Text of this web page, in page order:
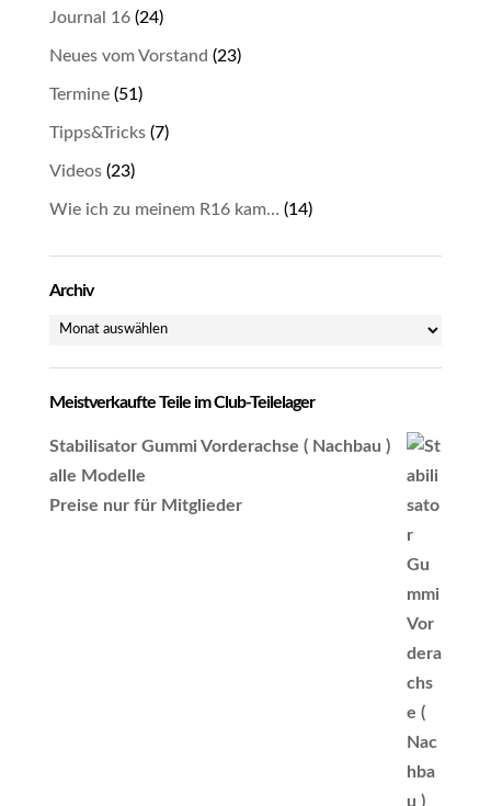
Journal 16(24)
Neues vom Vorstand (23)
Termine(51)
Tipps&Tricks(7)
Videos(23)
Wie ich zu meinem R16 kam… (14)
Archiv
Archiv
Meistverkaufte Teile im Club-Teilelager
Stabilisator Gummi Vorderachse ( Nachbau )
alle Modelle
Preise nur für Mitglieder